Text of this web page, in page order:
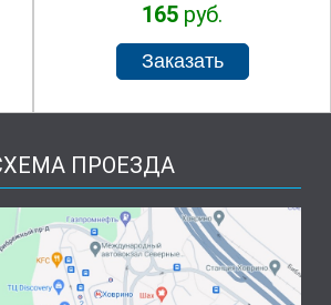
165 руб.
ПРОЕЗДА